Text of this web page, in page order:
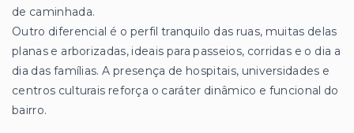
de caminhada.
Outro diferencial é o perfil tranquilo das ruas, muitas delas
planas e arborizadas, ideais para passeios, corridas e o dia a
dia das famílias. A presença de hospitais, universidades e
centros culturais reforça o caráter dinâmico e funcional do
bairro.